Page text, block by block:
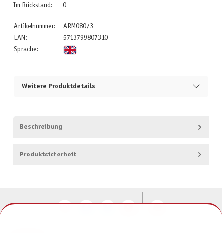
Im Rückstand:
0
Artikelnummer:
ARM08073
EAN:
5713799807310
Sprache:
Weitere Produktdetails
Beschreibung
Produktsicherheit